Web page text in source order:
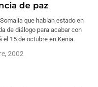
de paz
que habían estado en
de diálogo para acabar con
el 15 de octubre en Kenia.
2002